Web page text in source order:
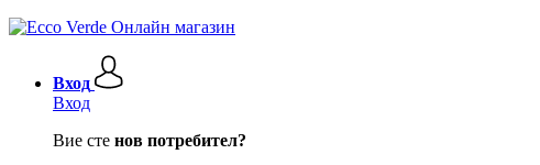
Вход
Вход
Вие сте нов потребител?